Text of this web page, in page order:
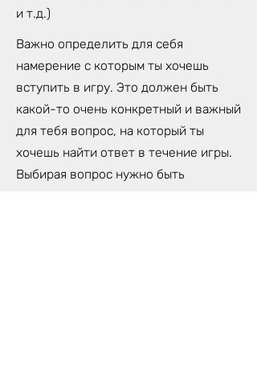
и т.д.)
Важно определить для себя
намерение с которым ты хочешь
вступить в игру. Это должен быть
какой-то очень конкретный и важный
для тебя вопрос, на который ты
хочешь найти ответ в течение игры.
Выбирая вопрос нужно быть